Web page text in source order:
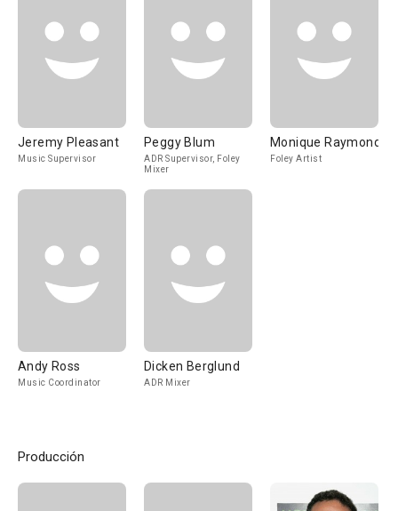
Jeremy Pleasant
Music Supervisor
Peggy Blum
ADR Supervisor, Foley
Mixer
Monique Raymond
Foley Artist
Andy Ross
Music Coordinator
Dicken Berglund
ADR Mixer
Producción